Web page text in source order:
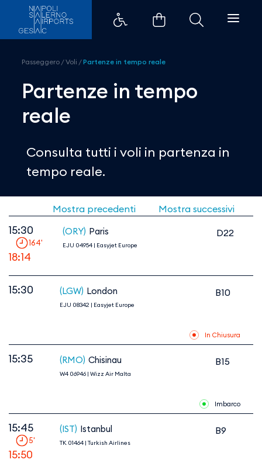
Voli in tempo reale (Partenze)
Passeggero /Voli /Partenze in tempo reale
Partenze in tempo
reale
Consulta tutti i voli in partenza in
tempo reale.
Mostra precedenti Mostra successivi
15:30
164'
18:14
(ORY) Paris
EJU 04954 | Easyjet Europe
D22
15:30 (LGW) London
EJU 08342 | Easyjet Europe
B10
In Chiusura
15:35 (RMO) Chisinau
W4 06946 | Wizz Air Malta
B15
Imbarco
15:45
5'
15:50
(IST) Istanbul
TK 01464|Turkish Airlines
B9